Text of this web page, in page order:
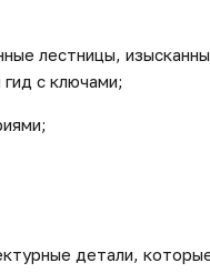
лестницы,
с ключами;
детали,